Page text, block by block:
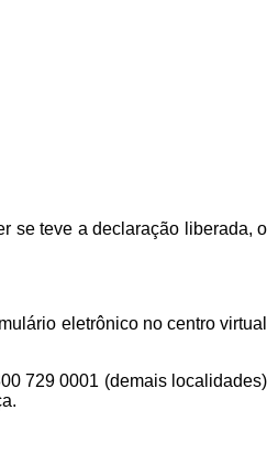
se teve a declaração liberada, o
eletrônico no centro virtual
729 0001 (demais localidades)